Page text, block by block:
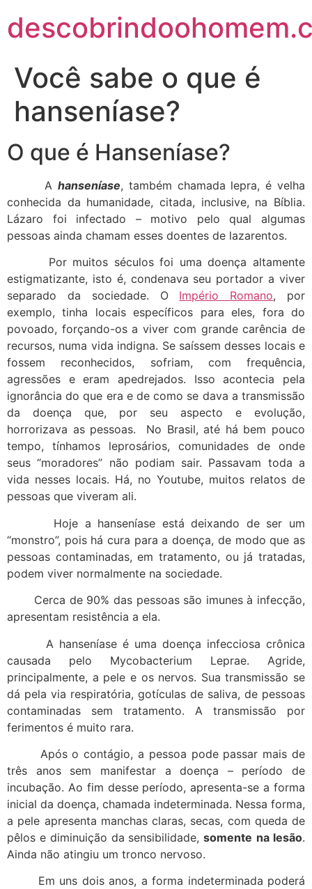
Você sabe o que é
hanseníase?
O que é Hanseníase?
Ahanseníase, também chamada lepra, é velha
conhecida da humanidade, citada, inclusive, na Bíblia.
Lázaro foi infectado – motivo pelo qual algumas
pessoas ainda chamam esses doentes de lazarentos.
Por muitos séculos foi uma doença altamente
estigmatizante, isto é, condenava seu portador a viver
separado da sociedade. O Império Romano, por
exemplo, tinha locais específicos para eles, fora do
povoado, forçando-os a viver com grande carência de
recursos, numa vida indigna. Se saíssem desses locais e
fossem reconhecidos, sofriam, com frequência,
agressões e eram apedrejados. Isso acontecia pela
ignorância do que era e de como se dava a transmissão
da doença que, por seu aspecto e evolução,
horrorizava as pessoas. No Brasil, até há bem pouco
tempo, tínhamos leprosários, comunidades de onde
seus “moradores” não podiam sair. Passavam toda a
vida nesses locais. Há, no Youtube, muitos relatos de
pessoas que viveram ali.
Hoje a hanseníase está deixando de ser um
“monstro”, pois há cura para a doença, de modo que as
pessoas contaminadas, em tratamento, ou já tratadas,
podem viver normalmente na sociedade.
Cerca de 90% das pessoas são imunes à infecção,
apresentam resistência a ela.
A hanseníase é uma doença infecciosa crônica
causada pelo Mycobacterium Leprae. Agride,
principalmente, a pele e os nervos. Sua transmissão se
dá pela via respiratória, gotículas de saliva, de pessoas
contaminadas sem tratamento. A transmissão por
ferimentos é muito rara.
Após o contágio, a pessoa pode passar mais de
três anos sem manifestar a doença – período de
incubação. Ao fim desse período, apresenta-se a forma
inicial da doença, chamada indeterminada. Nessa forma,
a pele apresenta manchas claras, secas, com queda de
pêlos e diminuição da sensibilidade,somente na lesão.
Ainda não atingiu um tronco nervoso.
Em uns dois anos, a forma indeterminada poderá